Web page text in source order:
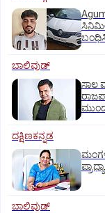
ಬಾಲಿವುಡ್‌
ಸಾಲ
ದಕ್ಷಿಣಕನ್ನಡ
ಬಾಲಿವುಡ್‌